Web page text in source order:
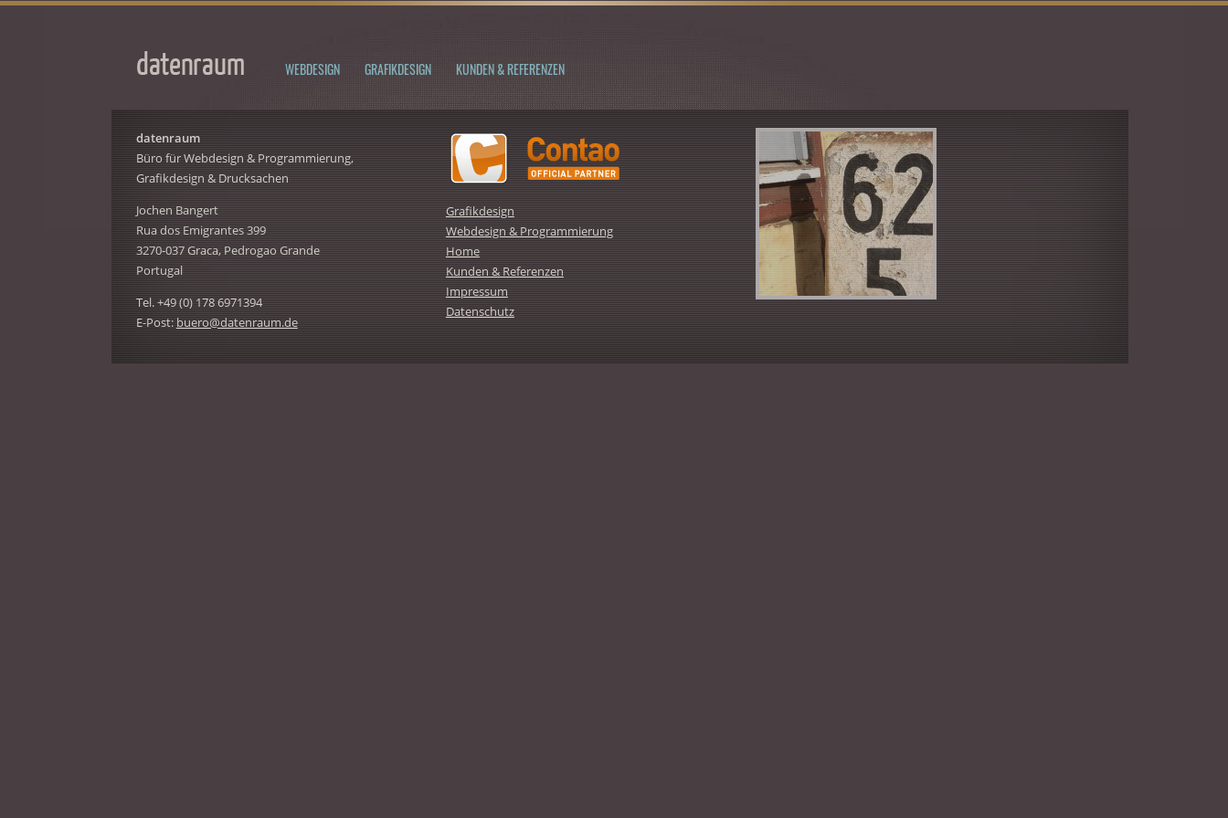
WEBDESIGN GRAFIKDESIGN KUNDEN & REFERENZEN
datenraum
Büro für Webdesign & Programmierung,
Grafikdesign & Drucksachen
Jochen Bangert
Rua dos Emigrantes 399
3270-037 Graca, Pedrogao Grande
Portugal
Tel. +49 (0) 178 6971394
E-Post:buero@datenraum.de
Grafikdesign
Webdesign & Programmierung
Home
Kunden & Referenzen
Impressum
Datenschutz